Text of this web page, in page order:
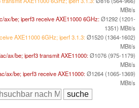
MBit/s
​ax/​be; iperf3 receive AXE11000 6GHz:Ø1292 (1201-
1351) MBit/s
AXE11000 6GHz; iperf 3.1.3:Ø1520 (1364-1602)
MBit/s
​ax/​be; iperf3 transmit AXE11000:Ø1076 (975-1179)
MBit/s
​ax/​be; iperf3 receive AXE11000:Ø1264 (1065-1369)
MBit/s